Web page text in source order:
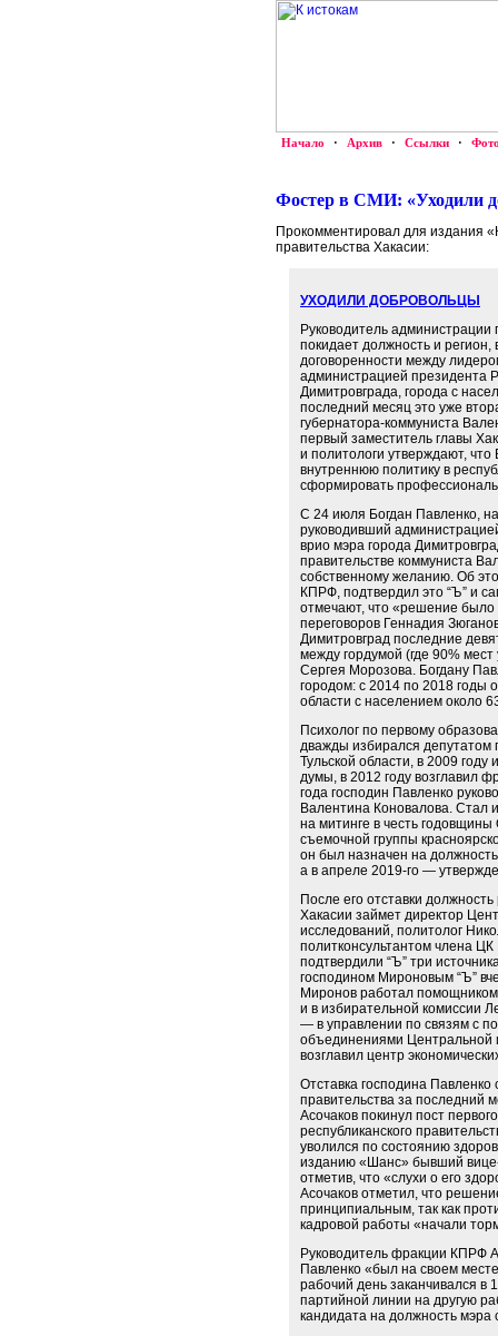
Начало · Архив · Ссылки ·
Фостер в СМИ: «Уходили
Прокомментировал для издания
правительства Хакасии:
УХОДИЛИ ДОБРОВОЛЬЦЫ
Руководитель администрации
покидает должность и
договоренности между
администрацией президента
Димитровграда, города с
последний месяц это уже
губернатора-коммуниста
первый заместитель главы
и политологи утверждают,
внутреннюю политику в
сформировать
С 24 июля Богдан Павленко,
руководивший
врио мэра города
правительстве коммуниста
собственному желанию. Об
КПРФ, подтвердил это “Ъ” и
отмечают, что «решение было
переговоров Геннадия
Димитровград последние
между гордумой (где 90%
Сергея Морозова. Богдану
городом: с 2014 по 2018 годы
области с населением около
Психолог по первому
дважды избирался депутатом
Тульской области, в 2009
думы, в 2012 году возглавил
года господин Павленко
Валентина Коновалова. Стал
на митинге в честь
съемочной группы
он был назначен на
а в апреле 2019-го —
После его отставки
Хакасии займет директор
исследований, политолог
политконсультантом члена
подтвердили “Ъ” три
господином Мироновым “Ъ”
Миронов работал помощником
и в избирательной комиссии
— в управлении по связям с
объединениями Центральной
возглавил центр
Отставка господина Павленко
правительства за последний
Асочаков покинул пост
республиканского
уволился по состоянию
изданию «Шанс» бывший
отметив, что «слухи о его
Асочаков отметил, что
принципиальным, так как
кадровой работы «начали
Руководитель фракции КПРФ
Павленко «был на своем
рабочий день заканчивался в
партийной линии на другую
кандидата на должность мэра